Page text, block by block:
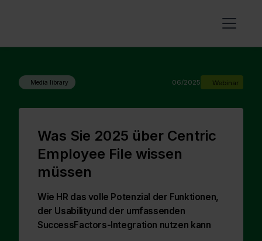
Media library 06/2025 Webinar
Was Sie 2025 über Centric
Employee File wissen
müssen
Wie HR das volle Potenzial der Funktionen,
der Usabilityund der umfassenden
SuccessFactors-Integration nutzen kann